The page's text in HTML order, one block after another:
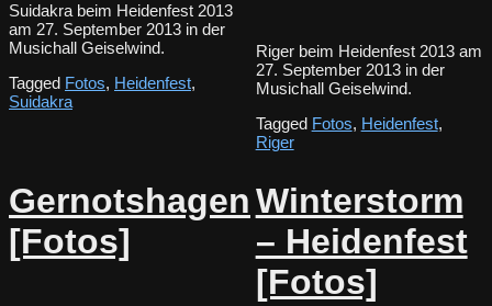
Suidakra beim Heidenfest 2013
am 27. September 2013 in der
Musichall Geiselwind.
Tagged Fotos, Heidenfest,
Suidakra
Riger beim Heidenfest 2013 am
27. September 2013 in der
Musichall Geiselwind.
Tagged Fotos, Heidenfest,
Riger
Gernotshagen
[Fotos]
Winterstorm
– Heidenfest
[Fotos]